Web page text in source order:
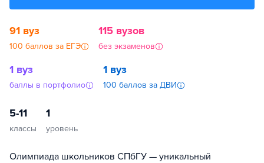
91 вуз
100 баллов за ЕГЭ
115 вузов
без экзаменов
1 вуз
баллы в портфолио
1 вуз
100 баллов за ДВИ
5-11
классы
1
уровень
Олимпиада школьников СПбГУ — уникальный